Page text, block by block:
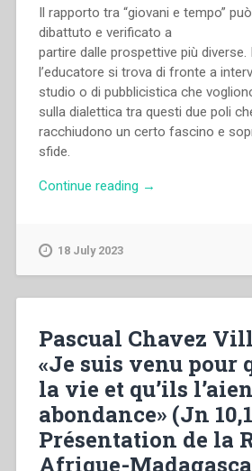
Il rapporto tra “giovani e tempo”
dibattuto e verificato a
partire dalle prospettive più
l’educatore si trova di fronte a
studio o di pubblicistica che
sulla dialettica tra questi due poli
racchiudono un certo fascino e
sfide.
Continue reading “Jesús
Tra
crisi,
nostalgie,
e
speranza”
→
18 July 2023
Pascual Chavez
«Je suis venu pour
la vie et qu’ils
abondance» (Jn
Présentation de la
Afrique-